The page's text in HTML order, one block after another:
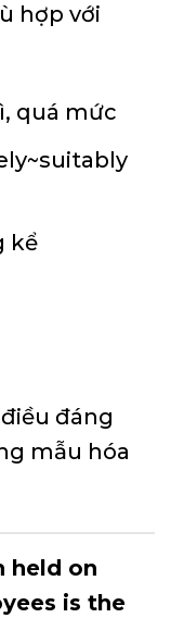
hợp với
quá mức
kể
đáng
mẫu hóa
held on
is the